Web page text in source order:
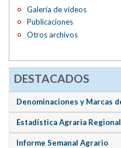
Galería de vídeos
Publicaciones
Otros archivos
DESTACADOS
Denominaciones y Marcas
Estadística Agraria Regional
Informe Semanal Agrario